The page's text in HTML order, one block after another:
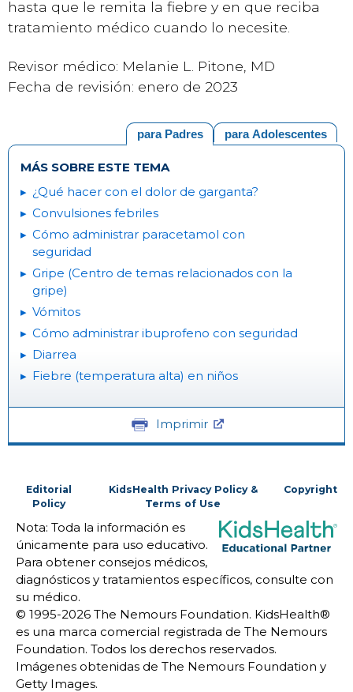
hasta que le remita la fiebre y en que reciba
tratamiento médico cuando lo necesite.
Revisor médico: Melanie L. Pitone, MD
Fecha de revisión: enero de 2023
para Adolescentes
para Padres
MÁS SOBRE ESTE TEMA
¿Qué hacer con el dolor de garganta?
Convulsiones febriles
Cómo administrar paracetamol con
seguridad
Gripe (Centro de temas relacionados con la
gripe)
Vómitos
Cómo administrar ibuprofeno con seguridad
Diarrea
Fiebre (temperatura alta) en niños
Imprimir
Editorial
Policy
KidsHealth Privacy Policy &
Terms of Use
Copyright
Nota: Toda la información es
únicamente para uso educativo.
Para obtener consejos médicos,
diagnósticos y tratamientos específicos, consulte con
su médico.
© 1995-2026 The Nemours Foundation. KidsHealth®
es una marca comercial registrada de The Nemours
Foundation. Todos los derechos reservados.
Imágenes obtenidas de The Nemours Foundation y
Getty Images.